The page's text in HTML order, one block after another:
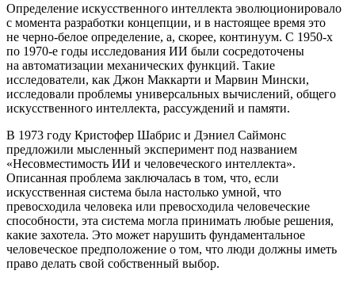
Определение искусственного интеллекта эволюционировало
с момента разработки концепции, и в настоящее время это
не черно-белое определение, а, скорее, континуум. С 1950-х
по 1970-е годы исследования ИИ были сосредоточены
на автоматизации механических функций. Такие
исследователи, как Джон Маккарти и Марвин Мински,
исследовали проблемы универсальных вычислений, общего
искусственного интеллекта, рассуждений и памяти.
В 1973 году Кристофер Шабрис и Дэниел Саймонс
предложили мысленный эксперимент под названием
«Несовместимость ИИ и человеческого интеллекта».
Описанная проблема заключалась в том, что, если
искусственная система была настолько умной, что
превосходила человека или превосходила человеческие
способности, эта система могла принимать любые решения,
какие захотела. Это может нарушить фундаментальное
человеческое предположение о том, что люди должны иметь
право делать свой собственный выбор.